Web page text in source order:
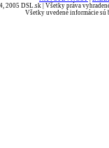
2005 DSL.sk | Všetky práva
Všetky uvedené informácie sú